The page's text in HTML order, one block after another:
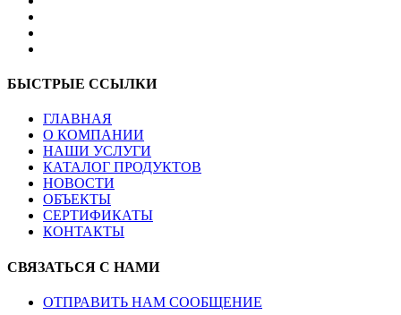
БЫСТРЫЕ ССЫЛКИ
ГЛАВНАЯ
О КОМПАНИИ
НАШИ УСЛУГИ
КАТАЛОГ ПРОДУКТОВ
НОВОСТИ
ОБЪЕКТЫ
СЕРТИФИКАТЫ
КОНТАКТЫ
СВЯЗАТЬСЯ С НАМИ
ОТПРАВИТЬ НАМ СООБЩЕНИЕ